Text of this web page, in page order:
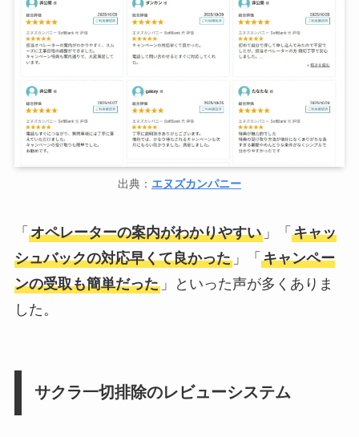
出典： エヌズカンパニー
「 オペレーターの案内がわかりやすい」「 キャッ
シュバックの対応早くて良かった」「 キャンペー
ンの受取も簡単だった」といった声が多くありま
した。
サクラ一切排除のレビューシステム